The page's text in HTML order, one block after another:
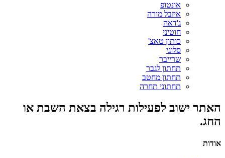
אונטופ
איזבל מורה
ג'דאה
חוטיני
כותון טאצ'
סלוגי
שרייבר
תחתון לגבר
תחתון מחטב
תחתוני תחרה
האתר ישוב לפעילות רגילה בצאת השבת או
החג.
אודות